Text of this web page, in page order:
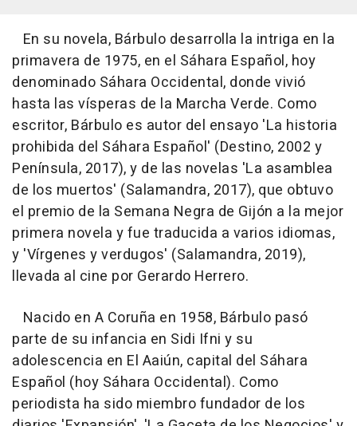
En su novela, Bárbulo desarrolla la intriga en la
primavera de 1975, en el Sáhara Español, hoy
denominado Sáhara Occidental, donde vivió
hasta las vísperas de la Marcha Verde. Como
escritor, Bárbulo es autor del ensayo 'La historia
prohibida del Sáhara Español' (Destino, 2002 y
Península, 2017), y de las novelas 'La asamblea
de los muertos' (Salamandra, 2017), que obtuvo
el premio de la Semana Negra de Gijón a la mejor
primera novela y fue traducida a varios idiomas,
y 'Vírgenes y verdugos' (Salamandra, 2019),
llevada al cine por Gerardo Herrero.
Nacido en A Coruña en 1958, Bárbulo pasó
parte de su infancia en Sidi Ifni y su
adolescencia en El Aaiún, capital del Sáhara
Español (hoy Sáhara Occidental). Como
periodista ha sido miembro fundador de los